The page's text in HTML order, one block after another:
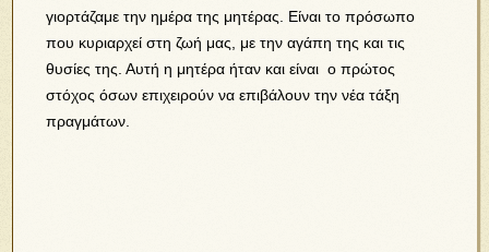
γιορτάζαμε την ημέρα της μητέρας. Είναι το πρόσωπο
που κυριαρχεί στη ζωή μας, με την αγάπη της και τις
θυσίες της. Αυτή η μητέρα ήταν και είναι ο πρώτος
στόχος όσων επιχειρούν να επιβάλουν την νέα τάξη
πραγμάτων.